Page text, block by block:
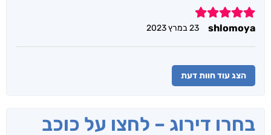
5
shlomoya 23 במרץ 2023
הצג עוד חוות דעת
בחרו דירוג – לחצו על כוכב